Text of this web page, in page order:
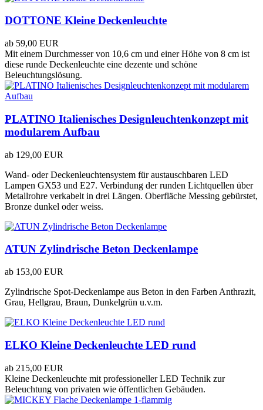
DOTTONE Kleine Deckenleuchte
ab 59,00 EUR
Mit einem Durchmesser von 10,6 cm und einer Höhe von 8 cm ist
diese runde Deckenleuchte eine dezente und schöne
Beleuchtungslösung.
PLATINO Italienisches Designleuchtenkonzept mit
modularem Aufbau
ab 129,00 EUR
Wand- oder Deckenleuchtensystem für austauschbaren LED
Lampen GX53 und E27. Verbindung der runden Lichtquellen über
Metallrohre verkabelt in drei Längen. Oberfläche Messing gebürstet,
Bronze dunkel oder weiss.
ATUN Zylindrische Beton Deckenlampe
ab 153,00 EUR
Zylindrische Spot-Deckenlampe aus Beton in den Farben Anthrazit,
Grau, Hellgrau, Braun, Dunkelgrün u.v.m.
ELKO Kleine Deckenleuchte LED rund
ab 215,00 EUR
Kleine Deckenleuchte mit professioneller LED Technik zur
Beleuchtung von privaten wie öffentlichen Gebäuden.